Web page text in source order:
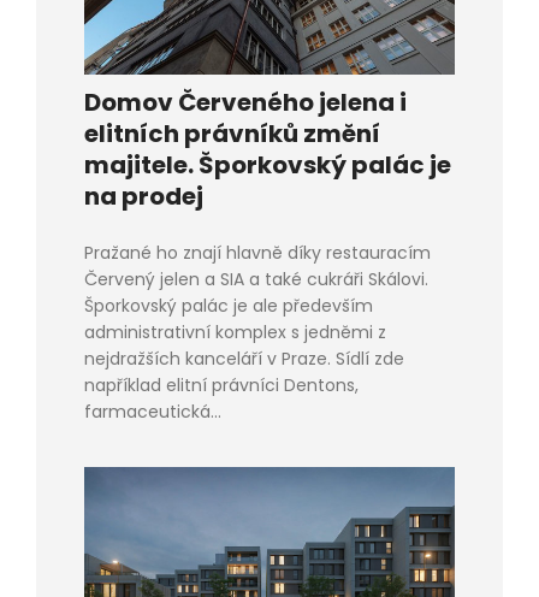
Domov Červeného jelena i
elitních právníků změní
majitele. Šporkovský palác je
na prodej
Pražané ho znají hlavně díky restauracím
Červený jelen a SIA a také cukráři Skálovi.
Šporkovský palác je ale především
administrativní komplex s jedněmi z
nejdražších kanceláří v Praze. Sídlí zde
například elitní právníci Dentons,
farmaceutická...